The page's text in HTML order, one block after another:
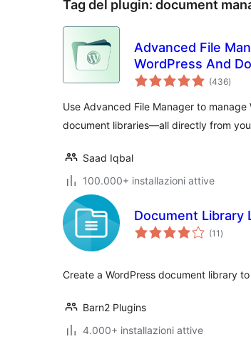
Tag del plugin: document
Advanced File
WordPress And
(436totali
)
Use Advanced File Manager to
document libraries—all directly from
Saad Iqbal
100.000+ installazioni attive
Document Library
(11totali
)
Create a WordPress document library
Barn2 Plugins
4.000+ installazioni attive